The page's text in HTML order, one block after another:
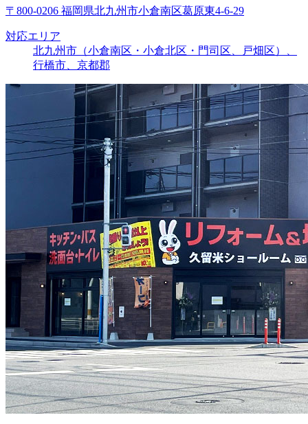
〒800-0206 福岡県北九州市小倉南区葛原東4-6-29
対応エリア
北九州市（小倉南区・小倉北区・門司区、戸畑区）、
行橋市、京都郡